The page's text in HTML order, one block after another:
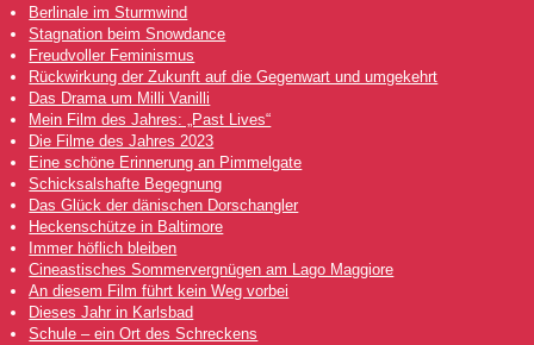
Berlinale im Sturmwind
Stagnation beim Snowdance
Freudvoller Feminismus
Rückwirkung der Zukunft auf die Gegenwart und umgekehrt
Das Drama um Milli Vanilli
Mein Film des Jahres: „Past Lives“
Die Filme des Jahres 2023
Eine schöne Erinnerung an Pimmelgate
Schicksalshafte Begegnung
Das Glück der dänischen Dorschangler
Heckenschütze in Baltimore
Immer höflich bleiben
Cineastisches Sommervergnügen am Lago Maggiore
An diesem Film führt kein Weg vorbei
Dieses Jahr in Karlsbad
Schule – ein Ort des Schreckens